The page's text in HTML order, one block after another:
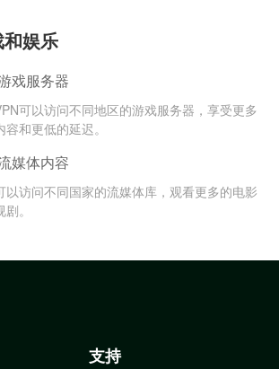
娱乐
戏服务器
可以访问不同地区的游戏服务器，享受更多
容和更低的延迟。
媒体内容
以访问不同国家的流媒体库，观看更多的电影
。
支持